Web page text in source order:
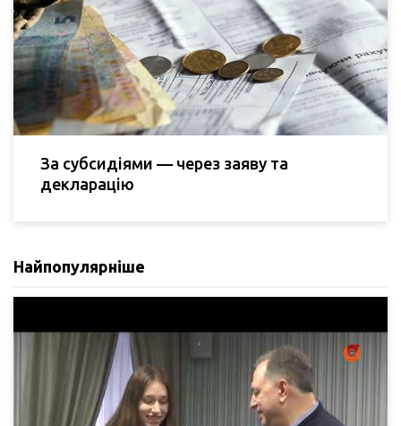
За субсидіями — через заяву та
декларацію
Найпопулярніше